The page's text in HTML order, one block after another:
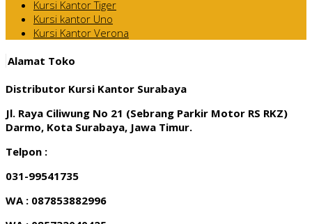
Kursi Kantor Tiger
Kursi kantor Uno
Kursi Kantor Verona
Alamat Toko
Distributor Kursi Kantor Surabaya
Jl. Raya Ciliwung No 21 (Sebrang Parkir Motor RS RKZ)
Darmo, Kota Surabaya, Jawa Timur.
Telpon :
031-99541735
WA : 087853882996